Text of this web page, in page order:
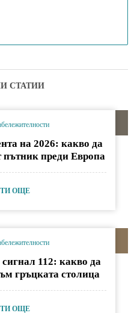
СТАТИИ
на 2026: какво да
пътник преди Европа
ОЩЕ
112: какво да
гръцката столица
ОЩЕ